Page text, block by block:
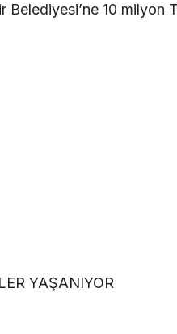
Belediyesi’ne 10 milyon
YAŞANIYOR